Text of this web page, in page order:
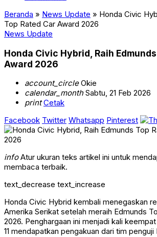
Beranda » News Update » Honda Civic
Top Rated Car Award 2026
News Update
Honda Civic Hybrid, Raih
Award 2026
account_circleOkie
calendar_monthSabtu, 21 Feb 2026
print Cetak
Facebook Twitter Whatsapp Pinterest
infoAtur ukuran teks artikel ini untuk
membaca terbaik.
text_decrease text_increase
Honda Civic Hybrid kembali menegaskan
Amerika Serikat setelah meraih Edmunds
2026. Penghargaan ini menjadi kali
11 mendapatkan pengakuan dari tim penguji